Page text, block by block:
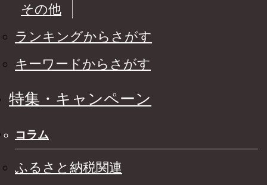
その他
ランキングからさがす
キーワードからさがす
特集・キャンペーン
コラム
ふるさと納税関連